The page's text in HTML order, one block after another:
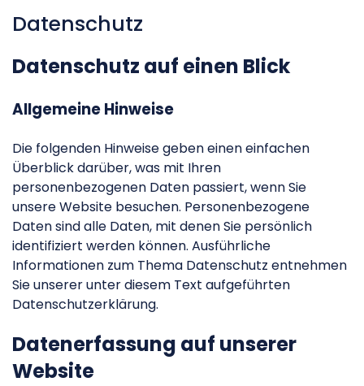
Datenschutz
Datenschutz auf einen Blick
Allgemeine Hinweise
Die folgenden Hinweise geben einen einfachen
Überblick darüber, was mit Ihren
personenbezogenen Daten passiert, wenn Sie
unsere Website besuchen. Personenbezogene
Daten sind alle Daten, mit denen Sie persönlich
identifiziert werden können. Ausführliche
Informationen zum Thema Datenschutz entnehmen
Sie unserer unter diesem Text aufgeführten
Datenschutzerklärung.
Datenerfassung auf unserer
Website